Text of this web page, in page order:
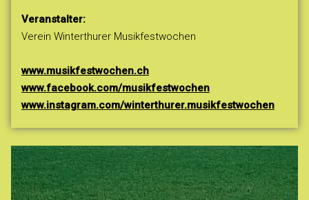
Veranstalter:
Verein Winterthurer Musikfestwochen
www.musikfestwochen.ch
www.facebook.com/musikfestwochen
www.instagram.com/winterthurer.musikfestwochen